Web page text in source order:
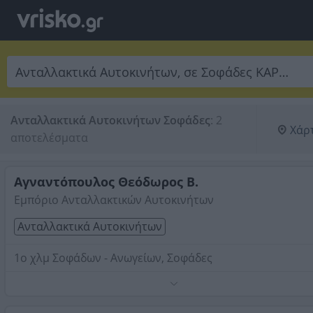
Ανταλλακτικά Αυτοκινήτων Σοφάδες: 2
αποτελέσματα
Αγναντόπουλος Θεόδωρος Β.
Εμπόριο Ανταλλακτικών Αυτοκινήτων
Ανταλλακτικά Αυτοκινήτων
1ο χλμ Σοφάδων - Ανωγείων, Σοφάδες